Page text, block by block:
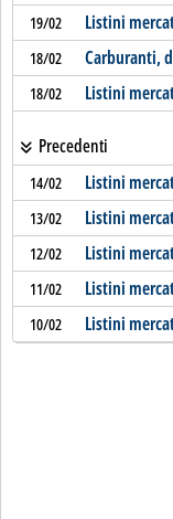
19/02 Listini
18/02 Carburanti,
18/02 Listini
Precedenti
14/02 Listini
13/02 Listini
12/02 Listini
11/02 Listini
10/02 Listini